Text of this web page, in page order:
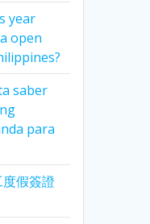
year
open
saber
para
假簽證